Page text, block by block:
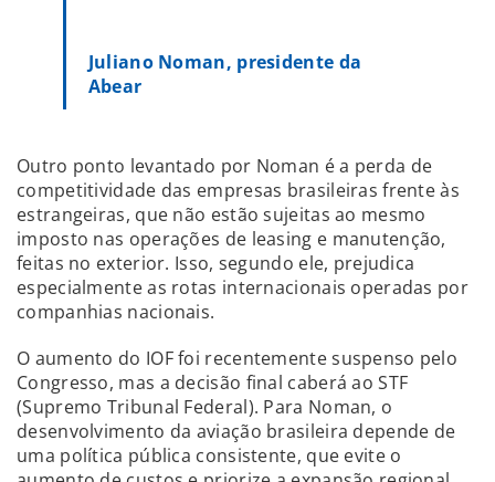
Juliano Noman, presidente da
Abear
Outro ponto levantado por Noman é a perda de
competitividade das empresas brasileiras frente às
estrangeiras, que não estão sujeitas ao mesmo
imposto nas operações de leasing e manutenção,
feitas no exterior. Isso, segundo ele, prejudica
especialmente as rotas internacionais operadas por
companhias nacionais.
O aumento do IOF foi recentemente suspenso pelo
Congresso, mas a decisão final caberá ao STF
(Supremo Tribunal Federal). Para Noman, o
desenvolvimento da aviação brasileira depende de
uma política pública consistente, que evite o